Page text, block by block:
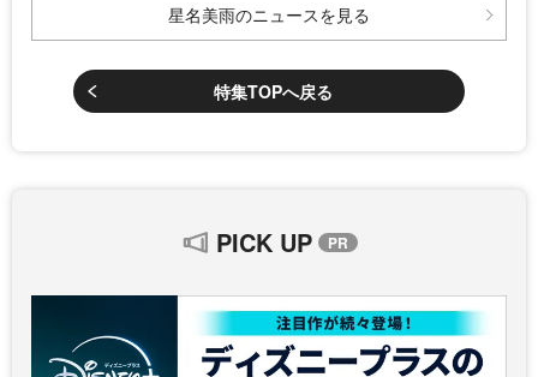
星名美雨のニュースを見る
特集TOPへ戻る
PICK UP